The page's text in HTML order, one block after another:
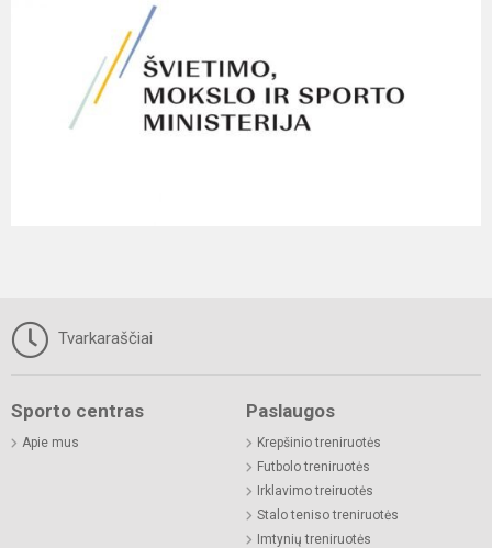
Tvarkaraščiai
Sporto centras
Apie mus
Paslaugos
Krepšinio treniruotės
Futbolo treniruotės
Irklavimo treiruotės
Stalo teniso treniruotės
Imtynių treniruotės